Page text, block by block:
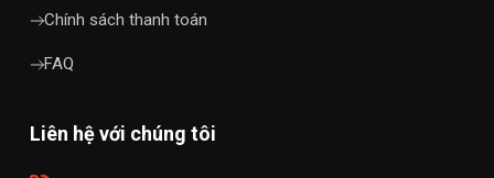
Chính sách thanh toán
FAQ
Liên hệ với chúng tôi